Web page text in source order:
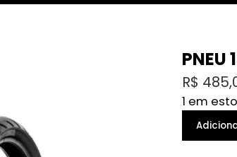
PNEU
R$
1 em
PNEU
130/70-